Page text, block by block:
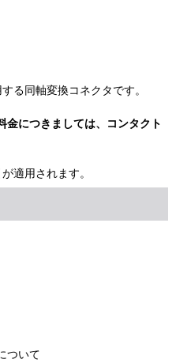
る同軸変換コネクタです。
につきましては、コンタクト
適用されます。
ついて